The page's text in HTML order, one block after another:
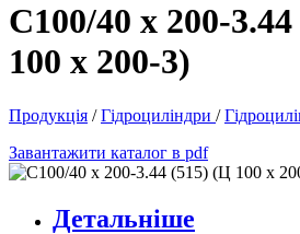
C100/40 х 200-
100 х 200-3)
Продукція /Гідроциліндри /
Завантажити каталог в pdf
Детальніше